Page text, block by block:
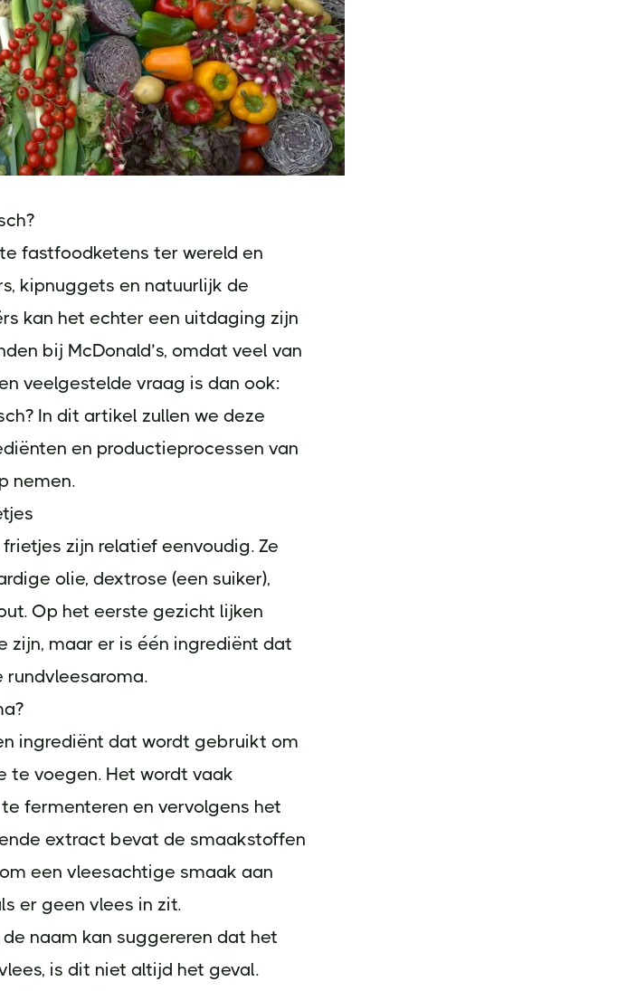
fastfoodketens ter wereld en
kipnuggets en natuurlijk de
kan het echter een uitdaging zijn
bij McDonald’s, omdat veel van
veelgestelde vraag is dan ook:
In dit artikel zullen we deze
en productieprocessen van
nemen.
zijn relatief eenvoudig. Ze
olie, dextrose (een suiker),
Op het eerste gezicht lijken
maar er is één ingrediënt dat
rundvleesaroma.
ingrediënt dat wordt gebruikt om
te voegen. Het wordt vaak
fermenteren en vervolgens het
extract bevat de smaakstoffen
een vleesachtige smaak aan
er geen vlees in zit.
naam kan suggereren dat het
is dit niet altijd het geval.